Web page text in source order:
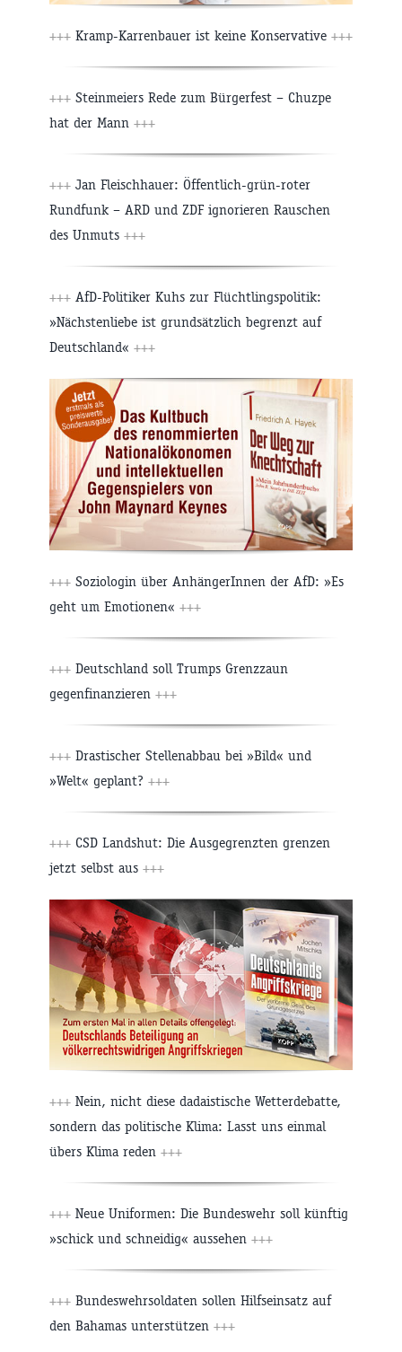
+++ Kramp-Karrenbauer ist keine Konservative +++
+++ Steinmeiers Rede zum Bürgerfest – Chuzpe
hat der Mann +++
+++ Jan Fleischhauer: Öffentlich-grün-roter
Rundfunk – ARD und ZDF ignorieren Rauschen
des Unmuts +++
+++ AfD-Politiker Kuhs zur Flüchtlingspolitik:
»Nächstenliebe ist grundsätzlich begrenzt auf
Deutschland« +++
+++ Soziologin über AnhängerInnen der AfD: »Es
geht um Emotionen« +++
+++ Deutschland soll Trumps Grenzzaun
gegenfinanzieren +++
+++ Drastischer Stellenabbau bei »Bild« und
»Welt« geplant? +++
+++ CSD Landshut: Die Ausgegrenzten grenzen
jetzt selbst aus +++
+++ Nein, nicht diese dadaistische Wetterdebatte,
sondern das politische Klima: Lasst uns einmal
übers Klima reden +++
+++ Neue Uniformen: Die Bundeswehr soll künftig
»schick und schneidig« aussehen +++
+++ Bundeswehrsoldaten sollen Hilfseinsatz auf
den Bahamas unterstützen +++